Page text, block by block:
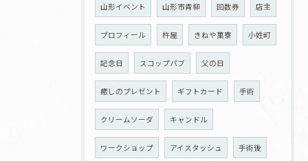
山形イベント 山形市青柳 回数券 店主
プロフィール 杵屋 きねや菓寮 小姓町
記念日 スコップパブ 父の日
癒しのプレゼント ギフトカード 手術
クリームソーダ キャンドル
ワークショップ アイスタッシュ 手術後